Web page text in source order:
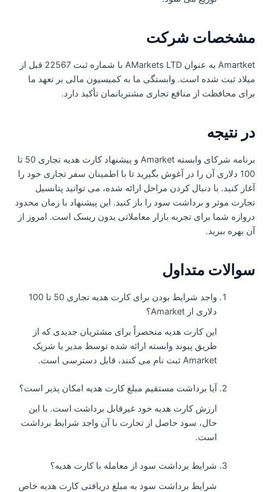
شرکت
Amartket به عنوان AMarkets LTD با شماره ثبت 22567 قبل از
ثبت شده است. وابستگی ما به کمیسیون مالی بر تعهد ما
محافظت از منافع تجاری مشتریانمان تأکید دارد.
نتیجه
برنامه شرکای وابسته Amarket و پیشنهاد کارت هدیه تجاری 50 تا
100 دلاری آن را در آغوش بگیرید تا با اطمینان سفر تجاری خود را
کنید. با دنبال کردن مراحل ارائه شده، می توانید پتانسیل
موثر و برداشت سود را باز کنید. این پیشنهاد با زمان محدود
شما برای تجربه بازار معاملاتی بدون ریسک است. امروز از
بهره ببرید.
متداول
واجد شرایط بودن برای کارت هدیه تجاری 50 تا 100
دلاری از Amarket؟
این کارت هدیه منحصراً برای مشتریان جدیدی که از
طریق پیوند وابسته ارائه شده توسط مدیر یا شریک
Amarket ثبت نام می کنند، قابل دسترسی است.
آیا برداشت مستقیم مبلغ کارت هدیه امکان پذیر است؟
ارزش کارت هدیه خود غیرقابل برداشت است. با این
حال، سود حاصل از تجارت با آن واجد شرایط برداشت
است.
شرایط برداشت سود از معامله با کارت هدیه؟
شرایط برداشت سود به مبلغ دریافتی کارت هدیه خاص